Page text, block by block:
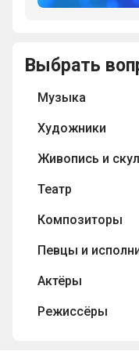
Выбрать
Музыка
Художники
Живопись и
Театр
Композиторы
Певцы и
Актёры
Режиссёры
Толкина?
Олега
родному
народу
по
сюжету
советского
фильма
самый
Мюнхгаузен”
Марка
Владимир
получил
Оскар?